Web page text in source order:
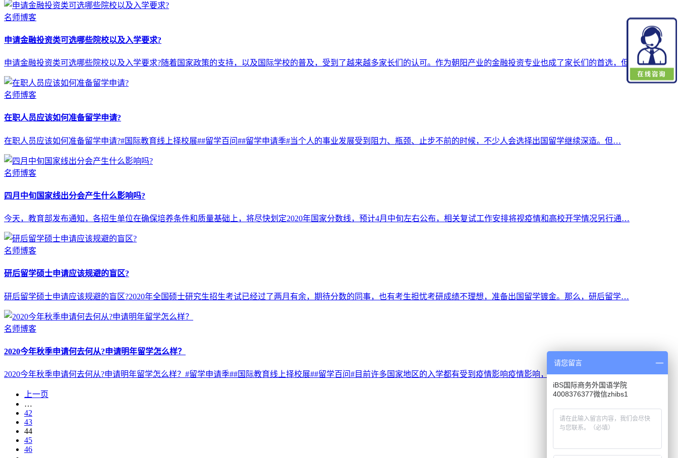
名师博客
申请金融投资类可选哪些院校以及入学要求?
申请金融投资类可选哪些院校以及入学要求?随着国家政策的支持，以及国际学校的普及，受到了越来越多家长们的认可。作为朝阳产业的金融投资专业也成了家长们的首选，但是…
名师博客
在职人员应该如何准备留学申请?
在职人员应该如何准备留学申请?#国际教育线上择校展##留学百问##留学申请季#当个人的事业发展受到阻力、瓶颈、止步不前的时候，不少人会选择出国留学继续深造。但…
名师博客
四月中旬国家线出分会产生什么影响吗?
今天，教育部发布通知，各招生单位在确保培养条件和质量基础上，将尽快划定2020年国家分数线，预计4月中旬左右公布，相关复试工作安排将视疫情和高校开学情况另行通…
名师博客
研后留学硕士申请应该规避的盲区?
研后留学硕士申请应该规避的盲区?2020年全国硕士研究生招生考试已经过了两月有余，期待分数的同事，也有考生担忧考研成绩不理想，准备出国留学镀金。那么，研后留学…
名师博客
2020今年秋季申请何去何从?申请明年留学怎么样？
2020今年秋季申请何去何从?申请明年留学怎么样？#留学申请季##国际教育线上择校展##留学百问#目前许多国家地区的入学都有受到疫情影响疫情影响，各类英语考试…
上一页
…
42
43
44
45
46
请您留言
iBS国际商务外国语学院
4008376377微信zhibs1